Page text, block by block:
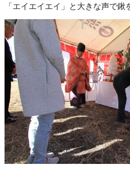
「エイエイエイ」と大きな声で鍬